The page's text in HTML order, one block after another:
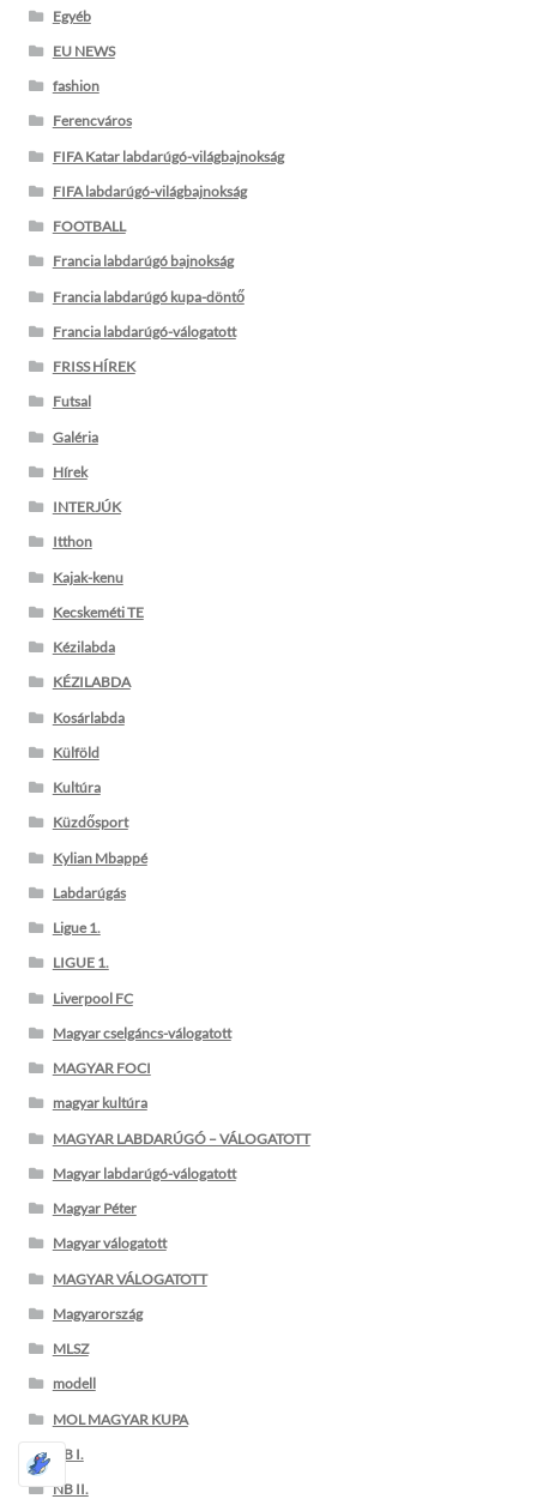
Egyéb
EU NEWS
fashion
Ferencváros
FIFA Katar labdarúgó-világbajnokság
FIFA labdarúgó-világbajnokság
FOOTBALL
Francia labdarúgó bajnokság
Francia labdarúgó kupa-döntő
Francia labdarúgó-válogatott
FRISS HÍREK
Futsal
Galéria
Hírek
INTERJÚK
Itthon
Kajak-kenu
Kecskeméti TE
Kézilabda
KÉZILABDA
Kosárlabda
Külföld
Kultúra
Küzdősport
Kylian Mbappé
Labdarúgás
Ligue 1.
LIGUE 1.
Liverpool FC
Magyar cselgáncs-válogatott
MAGYAR FOCI
magyar kultúra
MAGYAR LABDARÚGÓ – VÁLOGATOTT
Magyar labdarúgó-válogatott
Magyar Péter
Magyar válogatott
MAGYAR VÁLOGATOTT
Magyarország
MLSZ
modell
MOL MAGYAR KUPA
NB I.
NB II.